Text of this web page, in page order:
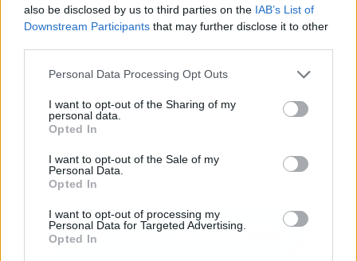
also be disclosed by us to third parties on the IAB’s List of
Downstream Participants that may further disclose it to other
Personal Data Processing Opt Outs
I want to opt-out of the Sharing of my
personal data.
Opted In
I want to opt-out of the Sale of my
Personal Data.
Opted In
I want to opt-out of processing my
Personal Data for Targeted Advertising.
Opted In